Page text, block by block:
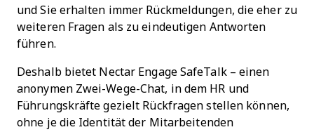
und Sie erhalten immer Rückmeldungen, die eher zu
weiteren Fragen als zu eindeutigen Antworten
führen.
Deshalb bietet Nectar Engage SafeTalk – einen
anonymen Zwei-Wege-Chat, in dem HR und
Führungskräfte gezielt Rückfragen stellen können,
ohne je die Identität der Mitarbeitenden